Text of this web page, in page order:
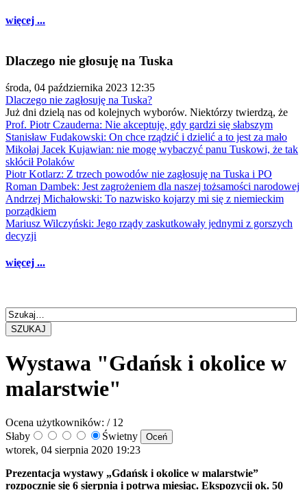
więcej ...
Dlaczego nie głosuję na Tuska
środa, 04 października 2023 12:35
Dlaczego nie zagłosuję na Tuska?
Już dni dzielą nas od kolejnych wyborów. Niektórzy twierdzą, że
Prof. Piotr Czauderna: Nie akceptuję, gdy gardzi się słabszym
Stanisław Fudakowski: On chce rządzić i dzielić a to jest za mało
Mikołaj Jacek Kujawian: nie mogę wybaczyć panu Tuskowi, że tak
skłócił Polaków
Piotr Kotlarz: Z trzech powodów nie zagłosuję na Tuska i PO
Roman Dambek: Jest zagrożeniem dla naszej tożsamości narodowej
Andrzej Michałowski: To nazwisko kojarzy mi się z niemieckim
porządkiem
Mariusz Wilczyński: Jego rządy zaskutkowały jednymi z gorszych
decyzji
więcej ...
SZUKAJ
Wystawa "Gdańsk i okolice w
malarstwie"
Ocena użytkowników: / 12
Słaby
Świetny
wtorek, 04 sierpnia 2020 19:23
Prezentacja wystawy „Gdańsk i okolice w malarstwie”
rozpocznie się 6 sierpnia i potrwa miesiąc. Ekspozycji ok. 50